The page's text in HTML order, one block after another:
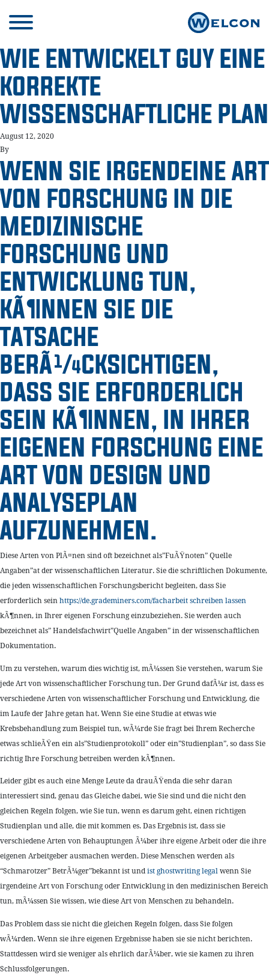
WIE ENTWICKELT GUY EINE
KORREKTE
WISSENSCHAFTLICHE PLAN
August 12, 2020
By
WENN SIE IRGENDEINE ART
VON FORSCHUNG IN DIE
MEDIZINISCHE
FORSCHUNG UND
ENTWICKLUNG TUN,
KÃ¶NNEN SIE DIE
TATSACHE
BERÃ¼CKSICHTIGEN,
DASS SIE ERFORDERLICH
SEIN KÃ¶NNEN, IN IHRER
EIGENEN FORSCHUNG EINE
ART VON DESIGN UND
ANALYSEPLAN
AUFZUNEHMEN.
Diese Arten von PlÃ¤nen sind oft bezeichnet als”FuÃŸnoten” Quelle
Angaben”at der wissenschaftlichen Literatur. Sie die schriftlichen Dokumente,
die jeden wissenschaftlichen Forschungsbericht begleiten, dass Sie
erforderlich seinhttps://de.grademiners.com/facharbeit schreiben lassen
kÃ¶nnen, in Ihrer eigenen Forschung einzubeziehen. Sie werden auch
bezeichnet als” Handelsfachwirt”Quelle Angaben” in der wissenschaftlichen
Dokumentation.
Um zu verstehen, warum dies wichtig ist, mÃ¼ssen Sie verstehen, warum Sie
jede Art von wissenschaftlicher Forschung tun. Der Grund dafÃ¼r ist, dass es
verschiedene Arten von wissenschaftlicher Forschung und Entwicklung, die
im Laufe der Jahre getan hat. Wenn Sie eine Studie at etwas wie
Krebsbehandlung zum Beispiel tun, wÃ¼rde Sie fragt bei Ihrem Recherche
etwas schlieÃŸen ein als”Studienprotokoll” oder ein”Studienplan”, so dass Sie
richtig Ihre Forschung betreiben werden kÃ¶nnen.
Leider gibt es auch eine Menge Leute da drauÃŸenda die sehr daran
interessiert sind, genau das Gleiche dabei, wie Sie sind und die nicht den
gleichen Regeln folgen, wie Sie tun, wenn es darum geht, einen richtigen
Studienplan und alle, die mit kommen es. Das Ergebnis ist, dass sie
verschiedene Arten von Behauptungen Ã¼ber ihre eigene Arbeit oder die ihre
eigenen Arbeitgeber ausmachen werden. Diese Menschen werden als
“Schmarotzer” BetrÃ¼ger”bekannt ist undist ghostwriting legalwenn Sie
irgendeine Art von Forschung oder Entwicklung in den medizinischen Bereich
tun, mÃ¼ssen Sie wissen, wie diese Art von Menschen zu behandeln.
Das Problem dass sie nicht die gleichen Regeln folgen, dass Sie folgen
wÃ¼rden. Wenn sie ihre eigenen Ergebnisse haben sie sie nicht berichten.
Stattdessen wird sie weniger als ehrlich darÃ¼ber, wie sie kamen zu ihren
Schlussfolgerungen.